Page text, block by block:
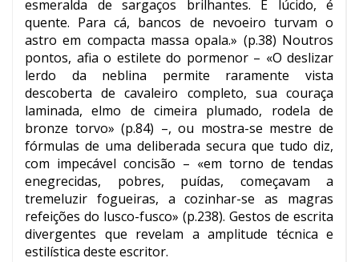
esmeralda de sargaços brilhantes. É lúcido, é
quente. Para cá, bancos de nevoeiro turvam o
astro em compacta massa opala.» (p.38) Noutros
pontos, afia o estilete do pormenor – «O deslizar
lerdo da neblina permite raramente vista
descoberta de cavaleiro completo, sua couraça
laminada, elmo de cimeira plumado, rodela de
bronze torvo» (p.84) –, ou mostra-se mestre de
fórmulas de uma deliberada secura que tudo diz,
com impecável concisão – «em torno de tendas
enegrecidas, pobres, puídas, começavam a
tremeluzir fogueiras, a cozinhar-se as magras
refeições do lusco-fusco» (p.238). Gestos de escrita
divergentes que revelam a amplitude técnica e
estilística deste escritor.